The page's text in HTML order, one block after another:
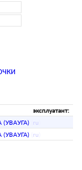
эксплуатант:
(УВАУГА) ru
(УВАУГА) ru